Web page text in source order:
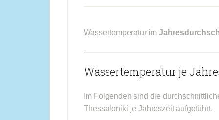
Wassertemperatur im
Wassertemperatur je
Im Folgenden sind die
Thessaloniki je Jahreszeit aufgeführt.